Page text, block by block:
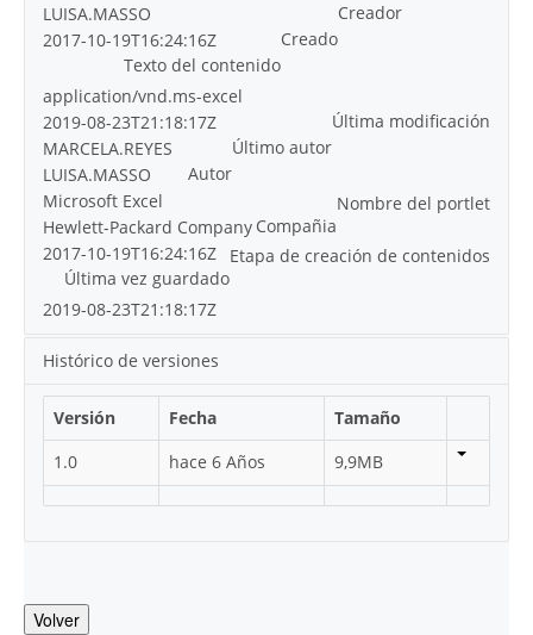
Creador
LUISA.MASSO
Creado
2017-10-19T16:24:16Z
Texto del contenido
application/vnd.ms-excel
Última modificación
2019-08-23T21:18:17Z
Último autor
MARCELA.REYES
Autor
LUISA.MASSO
Nombre del portlet
Microsoft Excel
Compañia
Hewlett-Packard Company
Etapa de creación de contenidos
2017-10-19T16:24:16Z
Última vez guardado
2019-08-23T21:18:17Z
Histórico de versiones
Versión Fecha
Tamaño
1.0
hace 6 Años 9,9MB
Volver